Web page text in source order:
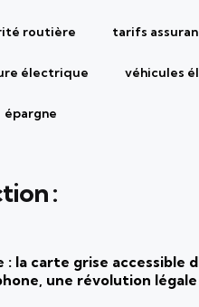
routière tarifs
électrique véhicules
épargne
:
: la carte grise accessible
une révolution légale